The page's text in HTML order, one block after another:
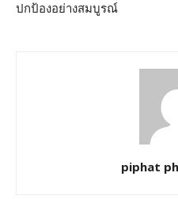
ปกป้องอย่างสมบูรณ์
piphat